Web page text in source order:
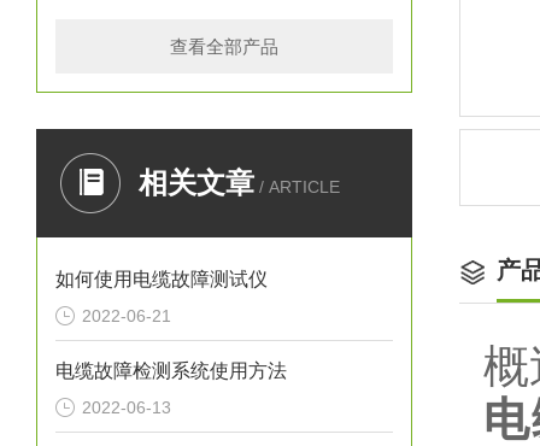
查看全部产品
相关文章 / ARTICLE
如何使用电缆故障测试仪
2022-06-21
电缆故障检测系统使用方法
2022-06-13
产
概